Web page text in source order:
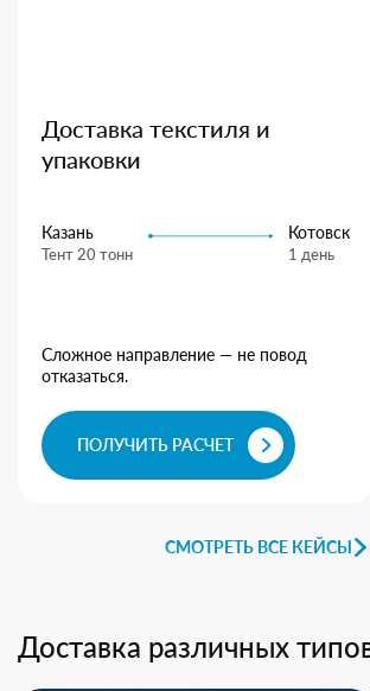
СМОТРЕТЬ ВСЕ КЕЙСЫ
Доставка текстиля и
упаковки
Казань
Тент 20 тонн
Котовск
1 день
Сложное направление — не повод
отказаться.
ПОЛУЧИТЬ РАСЧЕТ
Доставка различных